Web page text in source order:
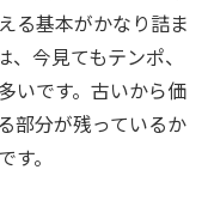
る基本がかなり詰ま
今見てもテンポ、
いです。古いから価
部分が残っているか
。